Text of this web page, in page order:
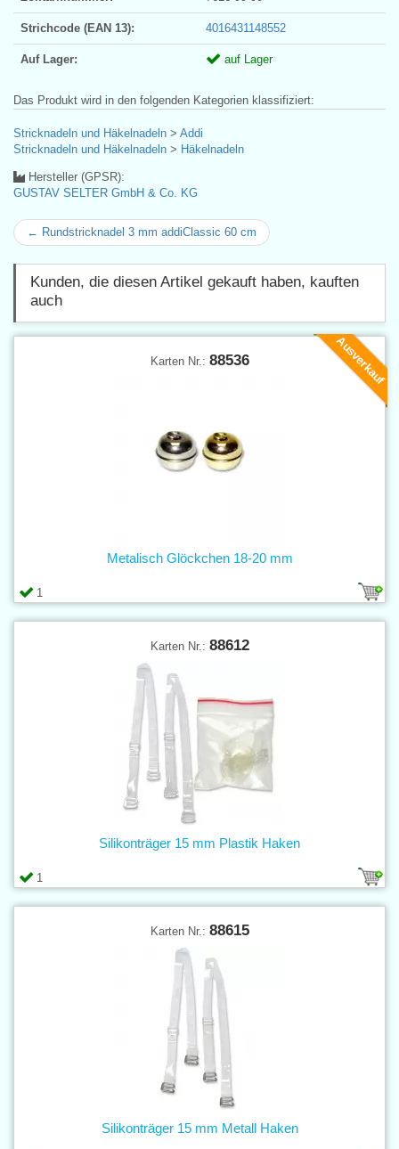
Strichcode (EAN 13): 4016431148552
Auf Lager: auf Lager
Das Produkt wird in den folgenden Kategorien klassifiziert:
Stricknadeln und Häkelnadeln > Addi
Stricknadeln und Häkelnadeln > Häkelnadeln
Hersteller (GPSR):
GUSTAV SELTER GmbH & Co. KG
← Rundstricknadel 3 mm addiClassic 60 cm
Kunden, die diesen Artikel gekauft haben, kauften
auch
Ausverkauf
Karten Nr.: 88536
1
Metalisch Glöckchen 18-20 mm
Karten Nr.: 88612
1
Silikonträger 15 mm Plastik Haken
Karten Nr.: 88615
Silikonträger 15 mm Metall Haken